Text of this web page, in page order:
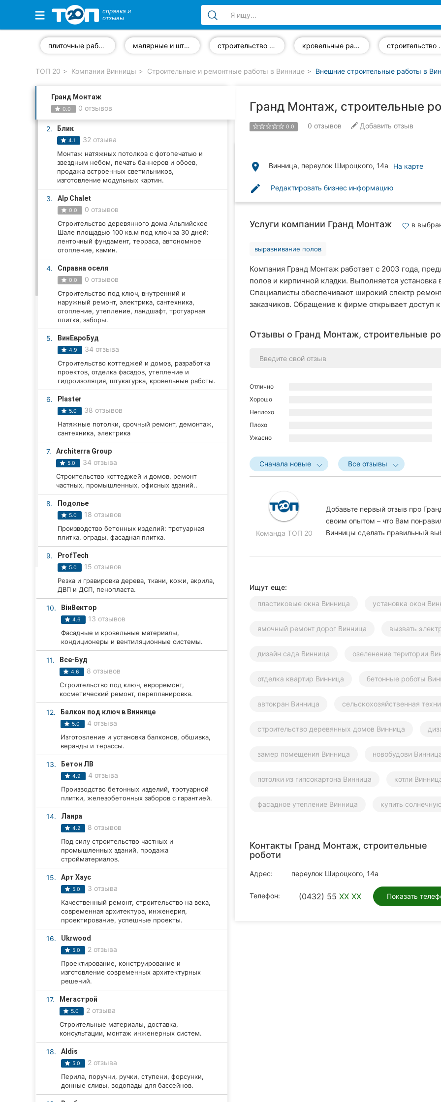
Избранные компании
Стоматологии
Ветеринарные клиники
Частные клиники
Автошколы
Все рубрики
Все города:
Винница
Житомир
Хмельницкий
Кропивницкий
Харьков
Николаев
Чернигов
Ивано-Франковск
Карпаты
справка и
отзывы
плиточные работы малярные и штукатурные работы строительство искусственных водоемов кровельные работы
ТОП 20 Компании Винницы Строительные и ремонтные работы в Виннице Внешние строительные работы в
Гранд Монтаж
0.0 0 отзывов
2. Блик
4.1 32 отзыва
Монтаж натяжных потолков с фотопечатью и
звездным небом, печать баннеров и обоев,
продажа встроенных светильников,
изготовление модульных картин.
3. Alp Chalet
0.0 0 отзывов
Строительство деревянного дома Альпийское
Шале площадью 100 кв.м под ключ за 30 дней:
ленточный фундамент, терраса, автономное
отопление, камин.
4. Справна оселя
0.0 0 отзывов
Строительство под ключ, внутренний и
наружный ремонт, электрика, сантехника,
отопление, утепление, ландшафт, тротуарная
плитка, заборы.
5. ВинЕвроБуд
4.9 34 отзыва
Строительство коттеджей и домов, разработка
проектов, отделка фасадов, утепление и
гидроизоляция, штукатурка, кровельные работы.
6. Plaster
5.0 38 отзывов
Натяжные потолки, срочный ремонт, демонтаж,
сантехника, электрика
7. Architerra Group
5.0 34 отзыва
Строительство коттеджей и домов, ремонт
частных, промышленных, офисных зданий..
8. Подолье
5.0 18 отзывов
Производство бетонных изделий: тротуарная
плитка, ограды, фасадная плитка.
9. ProfTech
5.0 15 отзывов
Резка и гравировка дерева, ткани, кожи, акрила,
ДВП и ДСП, пенопласта.
10. ВінВектор
4.6 13 отзывов
Фасадные и кровельные материалы,
кондиционеры и вентиляционные системы.
11. Все-Буд
4.6 8 отзывов
Строительство под ключ, евроремонт,
косметический ремонт, перепланировка.
12. Балкон под ключ в Виннице
5.0 4 отзыва
Изготовление и установка балконов, обшивка,
веранды и терассы.
13. Бетон ЛВ
4.9 4 отзыва
Производство бетонных изделий, тротуарной
плитки, железобетонных заборов с гарантией.
14. Лаира
4.2 8 отзывов
Под силу строительство частных и
промышленных зданий, продажа
стройматериалов.
15. Арт Хаус
5.0 3 отзыва
Качественный ремонт, строительство на века,
современная архитектура, инженерия,
проектирование, успешные проекты.
16. Ukrwood
5.0 2 отзыва
Проектирование, конструирование и
изготовление современных архитектурных
решений.
17. Мегастрой
5.0 2 отзыва
Строительные материалы, доставка,
консультации, монтаж инженерных систем.
18. Aldis
5.0 2 отзыва
Перила, поручни, ручки, ступени, форсунки,
донные сливы, водопады для бассейнов.
Гранд Монтаж, строительные
0.0 0 отзывов Добавить отзыв
place Винница, переулок Широцкого, 14а На карте
edit Редактировать бизнес информацию
Услуги компании Гранд Монтаж в
выравнивание полов
Компания Гранд Монтаж работает с 2003 года,
полов и кирпичной кладки. Выполняется
Специалисты обеспечивают широкий спектр
заказчиков. Обращение к фирме открывает доступ
Отзывы о Гранд Монтаж, строительные
Отлично
Хорошо
Неплохо
Плохо
Ужасно
Сначала новые Все отзывы
Команда ТОП 20
Добавьте первый отзыв про
своим опытом – что Вам
Винницы сделать правильный
Ищут еще:
пластиковые окна Винница
установка окон
ямочный ремонт дорог Винница вызвать
дизайн сада Винница озеленение територии
отделка квартир Винница бетонные роботы
автокран Винница сельскохозяйственная
строительство деревянных домов Винница
замер помещения Винница новобудови
потолки из гипсокартона Винница котли
фасадное утепление Винница купить
Контакты Гранд Монтаж, строительные
роботи
Адрес: переулок Широцкого, 14а
Телефон: (0432) 55 XX XX Показать